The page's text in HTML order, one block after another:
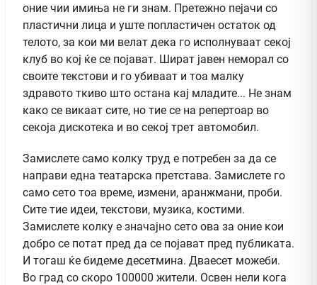
оние чии имиња не ги знам. Претежно пејачи со
пластични лица и уште попластичен остаток од
телото, за кои ми велат дека го исполнуваат секој
клуб во кој ќе се појават. Шират јавен неморал со
своите текстови и го убиваат и тоа малку
здравото ткиво што остана кај младите... Не знам
како се викаат сите, но тие се на репертоар во
секоја дискотека и во секој трет автомобил.
Замислете само колку труд е потребен за да се
направи една театарска претстава. Замислете го
само сето тоа време, измени, аранжмани, проби.
Сите тие идеи, текстови, музика, костими.
Замислете колку е значајно сето ова за оние кои
добро се потат пред да се појават пред публиката.
И тогаш ќе бидеме десетмина. Дваесет можеби.
Во град со скоро 100000 жители. Освен нели кога